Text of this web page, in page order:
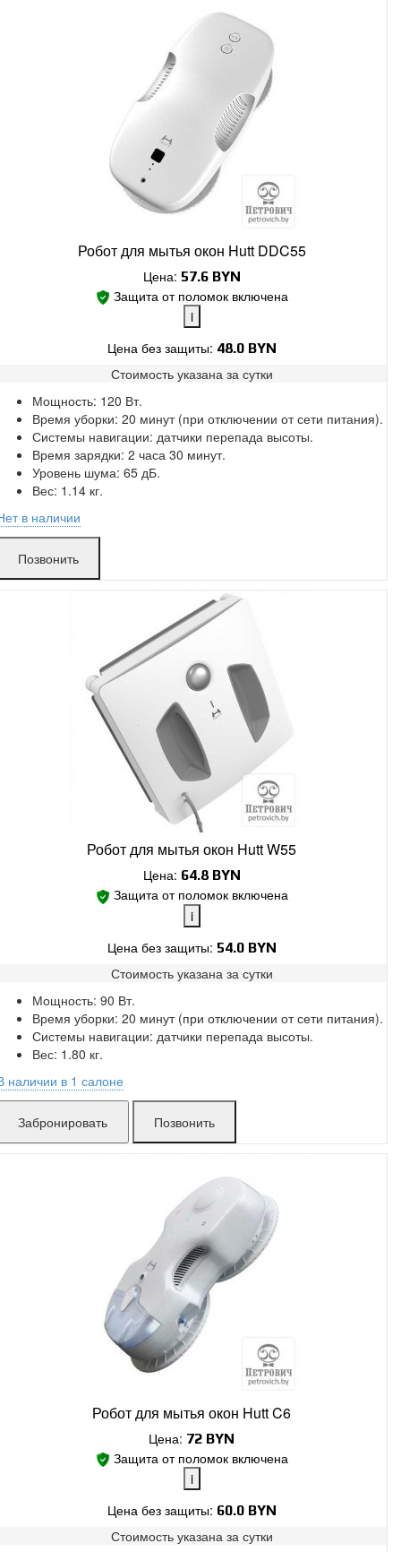
Робот для мытья окон Hutt DDC55
Цена: 57.6 BYN
Защита от поломок включена
i
Без скрытых платежей.
Цена без защиты: 48.0 BYN
Стоимость указана за сутки
Мощность: 120 Вт.
Время уборки: 20 минут (при отключении от сети питания).
Системы навигации: датчики перепада высоты.
Время зарядки: 2 часа 30 минут.
Уровень шума: 65 дБ.
Вес: 1.14 кг.
в наличии
в аренде
Позвонить
Робот для мытья окон Hutt W55
Цена: 64.8 BYN
Защита от поломок включена
i
Без скрытых платежей.
Цена без защиты: 54.0 BYN
Стоимость указана за сутки
Мощность: 90 Вт.
Время уборки: 20 минут (при отключении от сети питания).
Системы навигации: датчики перепада высоты.
Вес: 1.80 кг.
наличии в 1 салоне
Гурского:в аренде
Захарова: в аренде
Ложинская:в аренде
Позвонить
Робот для мытья окон Hutt C6
Цена: 72 BYN
Защита от поломок включена
i
Цена без защиты: 60.0 BYN
Стоимость указана за сутки